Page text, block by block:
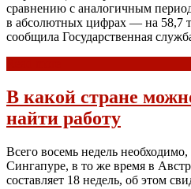
сравнению с аналогичным
в абсолютных цифрах — на 58,7
сообщила Государственная
В какой стране
найти работу
Всего восемь недель
Сингапуре, в то же время в
составляет 18 недель, об этом